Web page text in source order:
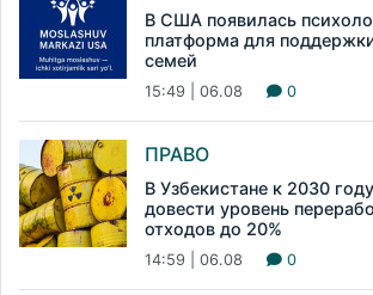
В США появилась
платформа для
семей
15:49 | 06.08 0
ПРАВО
В Узбекистане к 2030
довести уровень
отходов до 20%
14:59 | 06.08 0